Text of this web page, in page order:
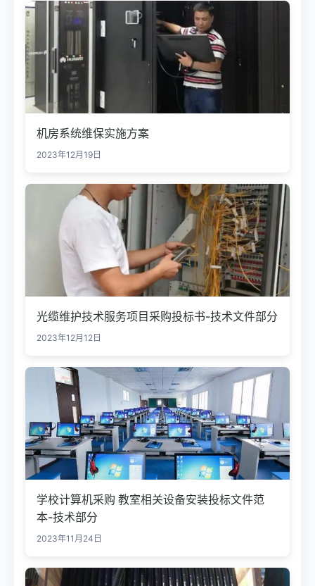
机房系统维保实施方案
2023年12月19日
光缆维护技术服务项目采购投标书-技术文件部分
2023年12月12日
学校计算机采购 教室相关设备安装投标文件范
本-技术部分
2023年11月24日